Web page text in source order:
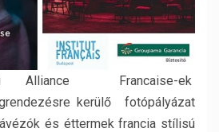
Alliance Francaise-ek
kerülő fotópályázat
és éttermek francia stílisú